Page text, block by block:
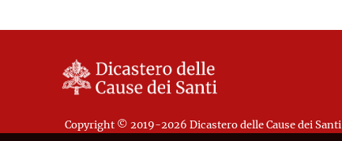
Copyright © 2019-2026 Dicastero delle Cause dei Santi